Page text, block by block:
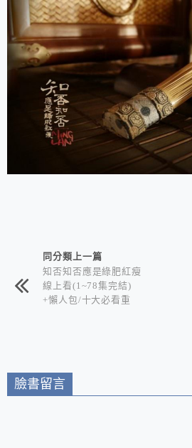
相連文章同分類上一篇
知否知否應是綠肥紅瘦
線上看(1~78集完結)
+懶人包/十大必看重
臉書留言